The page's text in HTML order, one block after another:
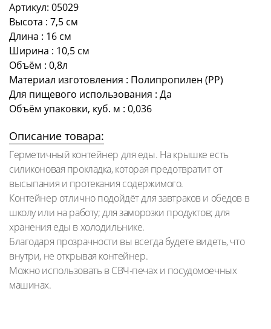
Артикул: 05029
Высота : 7,5 см
Длина : 16 см
Ширина : 10,5 см
Объём : 0,8л
Материал изготовления : Полипропилен (PP)
Для пищевого использования : Да
Объём упаковки, куб. м : 0,036
Описание товара:
Герметичный контейнер для еды. На крышке есть
силиконовая прокладка, которая предотвратит от
высыпания и протекания содержимого.
Контейнер отлично подойдёт для завтраков и обедов в
школу или на работу; для заморозки продуктов; для
хранения еды в холодильнике.
Благодаря прозрачности вы всегда будете видеть, что
внутри, не открывая контейнер.
Можно использовать в СВЧ-печах и посудомоечных
машинах.